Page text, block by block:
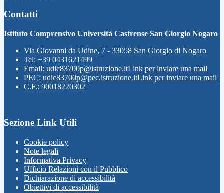
Contatti
Istituto Comprensivo Università Castrense San Giorgio Nogaro
Via Giovanni da Udine, 7 - 33058 San Giorgio di Nogaro
Tel: +39 0431621499
Email: udic83700p@istruzione.itLink per inviare una mail
PEC: udic83700p@pec.istruzione.itLink per inviare una mail
C.F.: 90018220302
Sezione Link Utili
Cookie policy
Note legali
Informativa Privacy
Ufficio Relazioni con il Pubblico
Dichiarazione di accessibilità
Obiettivi di accessibilità